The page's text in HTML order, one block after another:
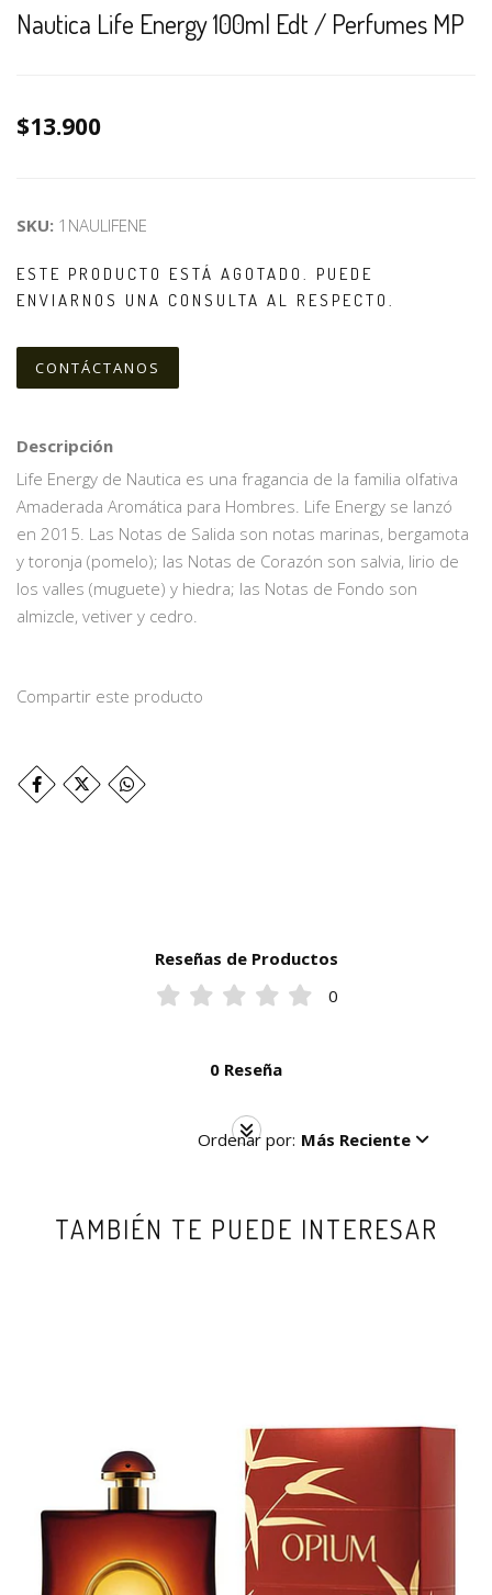
Nautica Life Energy 100ml Edt / Perfumes MP
$13.900
SKU: 1NAULIFENE
ESTE PRODUCTO ESTÁ AGOTADO. PUEDE
ENVIARNOS UNA CONSULTA AL RESPECTO.
CONTÁCTANOS
Descripción
Life Energy de Nautica es una fragancia de la familia olfativa
Amaderada Aromática para Hombres. Life Energy se lanzó
en 2015. Las Notas de Salida son notas marinas, bergamota
y toronja (pomelo); las Notas de Corazón son salvia, lirio de
los valles (muguete) y hiedra; las Notas de Fondo son
almizcle, vetiver y cedro.
Compartir este producto
Reseñas de Productos
0
0 Reseña
Ordenar por: Más Reciente
TAMBIÉN TE PUEDE INTERESAR